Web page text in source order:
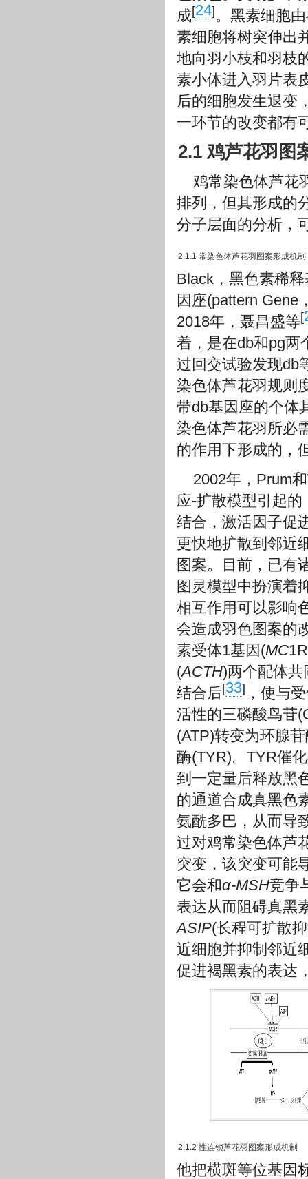
成[24]。黑素细胞
素细胞将树突伸出
地向羽小枝和羽枝
素小体进入羽片表
后的细胞发生退变
一环节的改变都有
2.1 鸡芦花羽图
鸡常染色体芦花
排列，但其形成的
分子层面的分析，
2.1.1 常染色体芦花羽图案形成机制
Black，黑色素稀
因座(pattern Gene
2018年，聂昌盛等[
着，是在db和pg两
过回交试验发现db
染色体芦花羽规则
带db基因座的个体
染色体芦花羽所必
的作用下形成的，
2002年，Prum
应-扩散模型引起
结合，激活因子促
更快地扩散到邻近
图案。目前，已有
图灵模型中扮演着
相互作用可以影响
会造成羽色图案的
素受体1基因(MC
(ACTH)两个配体共
结合后[33] ，使与
活性的三磷酸鸟苷
(ATP)转变为环腺
酶(TYR)。TYR催
到一定量后释放黑
的通道合成真黑色
氨酰多巴，从而导
过对鸡常染色体芦
突变，该突变可能
它会和α-MSH竞争
表达从而阻碍真黑
ASIP(长程可扩散
近细胞并抑制邻近
促进褐黑素的表达
2.1.2 性连锁芦花羽图案形成机制
他把横斑等位基因